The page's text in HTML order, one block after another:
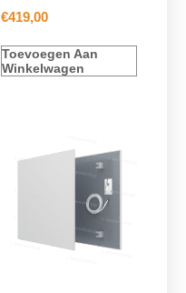
€419,00
Toevoegen Aan
Winkelwagen